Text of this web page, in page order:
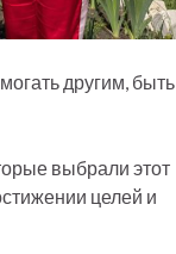
другим, быть
выбрали этот
целей и